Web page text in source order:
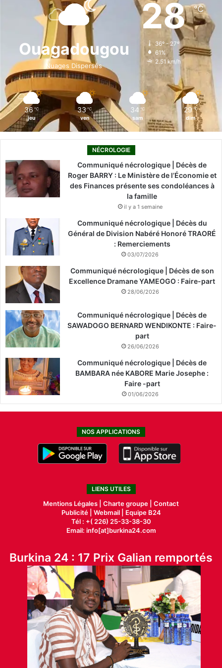
b
o
k
i
n
a
g
r
o
k
Ouagadougou
Nuages Dispersés
28℃
36º - 27º
61%
2.51 km/h
36 ℃
jeu
33 ℃
ven
34 ℃
sam
29 ℃
dim
NÉCROLOGIE
Communiqué nécrologique | Décès de
Roger BARRY : Le Ministère de l’Économie et
des Finances présente ses condoléances à
la famille
il y a 1 semaine
Communiqué nécrologique | Décès du
Général de Division Nabéré Honoré TRAORÉ
: Remerciements
03/07/2026
Communiqué nécrologique | Décès de son
Excellence Dramane YAMEOGO : Faire-part
28/06/2026
Communiqué nécrologique | Décès de
SAWADOGO BERNARD WENDIKONTE : Faire-
part
26/06/2026
Communiqué nécrologique | Décès de
BAMBARA née KABORE Marie Josephe :
Faire -part
01/06/2026
NOS APPLICATIONS
LIENS UTILES
Mentions Légales | Charte groupe | Contact
Publicité| Webmail |
Equipe B24
Tél : +( 226) 25-33-38-30
Email: info[at]burkina24.com
Burkina 24 : 17 Prix Galian remportés